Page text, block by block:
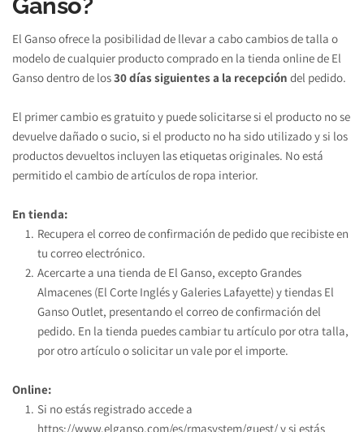
Ganso?
El Ganso ofrece la posibilidad de llevar a cabo cambios de talla o
modelo de cualquier producto comprado en la tienda online de El
Ganso dentro de los 30 días siguientes a la recepción del pedido.
El primer cambio es gratuito y puede solicitarse si el producto no se
devuelve dañado o sucio, si el producto no ha sido utilizado y si los
productos devueltos incluyen las etiquetas originales. No está
permitido el cambio de artículos de ropa interior.
En tienda:
Recupera el correo de confirmación de pedido que recibiste en
tu correo electrónico.
Acercarte a una tienda de El Ganso, excepto Grandes
Almacenes (El Corte Inglés y Galeries Lafayette) y tiendas El
Ganso Outlet, presentando el correo de confirmación del
pedido. En la tienda puedes cambiar tu artículo por otra talla,
por otro artículo o solicitar un vale por el importe.
Online:
https://www.elganso.com/es/rmasystem/guest/ y si estás